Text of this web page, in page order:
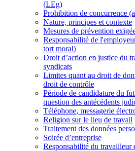
(LEg)
Prohibition de concurrence
Nature, principes et contexte
Mesures de prévention
Responsabilité de
tort moral)
Droit d’action en justice du
syndicats
Limites quant au droit de
droit de contrôle
Période de candidature du
question des antécédents
Téléphone, messagerie
Religion sur le lieu de travail
Traitement des données
Soirée d’entreprise
Responsabilité du travailleur